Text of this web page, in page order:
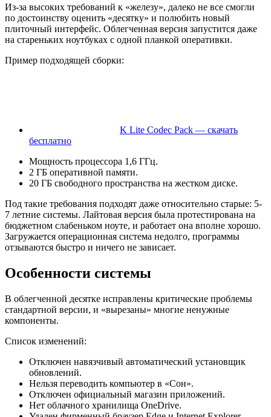
Из-за высоких требований к «железу», далеко не все смогли
по достоинству оценить «десятку» и полюбить новый
плиточный интерфейс. Облегченная версия запустится даже
на стареньких ноутбуках с одной планкой оперативки.
Пример подходящей сборки:
K Lite Codec Pack — скачать
бесплатно
Мощность процессора 1,6 ГГц.
2 ГБ оперативной памяти.
20 ГБ свободного пространства на жестком диске.
Под такие требования подходят даже относительно старые: 5-
7 летние системы. Лайтовая версия была протестирована на
бюджетном слабеньком ноуте, и работает она вполне хорошо.
Загружается операционная система недолго, программы
отзываются быстро и ничего не зависает.
Особенности системы
В облегченной десятке исправлены критические проблемы
стандартной версии, и «вырезаны» многие ненужные
компоненты.
Список изменений:
Отключен навязчивый автоматический установщик
обновлений.
Нельзя переводить компьютер в «Сон».
Отключен официальный магазин приложений.
Нет облачного хранилища OneDrive.